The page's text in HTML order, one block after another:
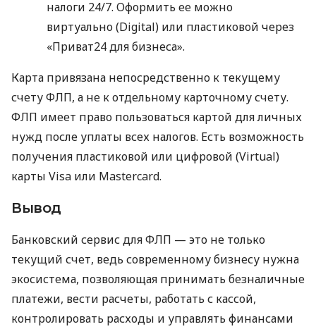
налоги 24/7. Оформить ее можно
виртуально (Digital) или пластиковой через
«Приват24 для бизнеса».
Карта привязана непосредственно к текущему
счету ФЛП, а не к отдельному карточному счету.
ФЛП имеет право пользоваться картой для личных
нужд после уплаты всех налогов. Есть возможность
получения пластиковой или цифровой (Virtual)
карты Visa или Mastercard.
Вывод
Банковский сервис для ФЛП — это не только
текущий счет, ведь современному бизнесу нужна
экосистема, позволяющая принимать безналичные
платежи, вести расчеты, работать с кассой,
контролировать расходы и управлять финансами